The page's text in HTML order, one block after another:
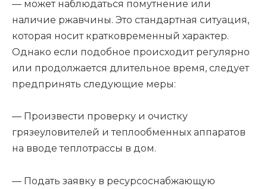
— может наблюдаться помутнение или
наличие ржавчины. Это стандартная ситуация,
которая носит кратковременный характер.
Однако если подобное происходит регулярно
или продолжается длительное время, следует
предпринять следующие меры:
— Произвести проверку и очистку
грязеуловителей и теплообменных аппаратов
на вводе теплотрассы в дом.
— Подать заявку в ресурсоснабжающую